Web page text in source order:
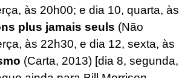
às 20h00; e dia 10, quarta, às
plus jamais seuls (Não
às 22h30, e dia 12, sexta, às
(Carta, 2013) [dia 8, segunda,